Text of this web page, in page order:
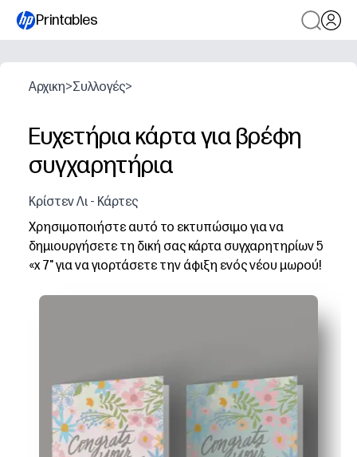
Printables
Αρχικη>Συλλογές>
Ευχετήρια κάρτα για βρέφη
συγχαρητήρια
Κρίστεν Λι - Κάρτες
Χρησιμοποιήστε αυτό το εκτυπώσιμο για να
δημιουργήσετε τη δική σας κάρτα συγχαρητηρίων 5
«x 7" για να γιορτάσετε την άφιξη ενός νέου μωρού!
Εκτυπώστε, κόψτε και διπλώστε στη μέση - έχετε μια
Έργο τέχνης Thimblepress σχεδιασμένο από